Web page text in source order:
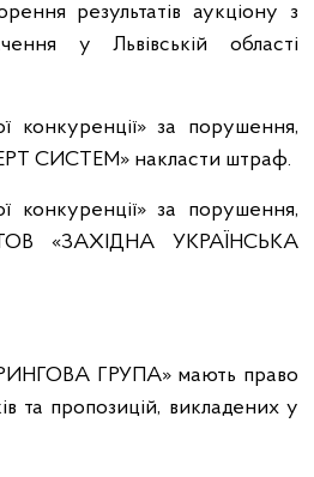
результатів аукціону з
у Львівській області
конкуренції» за порушення,
СИСТЕМ» накласти штраф.
конкуренції» за порушення,
ТОВ «ЗАХІДНА УКРАЇНСЬКА
ГРУПА» мають право
та пропозицій, викладених у